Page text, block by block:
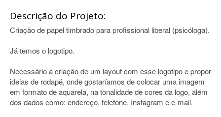
Descrição do Projeto:
Criação de papel timbrado para profissional liberal (psicóloga).
Já temos o logotipo.
Necessário a criação de um layout com esse logotipo e propor
ideias de rodapé, onde gostaríamos de colocar uma imagem
em formato de aquarela, na tonalidade de cores da logo, além
dos dados como: endereço, telefone, Instagram e e-mail.